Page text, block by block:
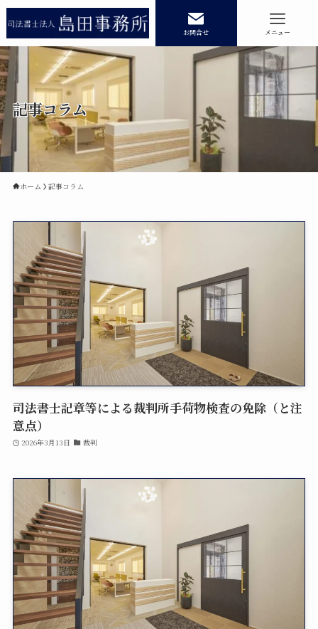
ホーム 業務内容
相続登記 民事信託
遺産承継業務
事務所紹介 記事コラム
記事コラムカテゴリー
相続登記 民事信託
当事務所では、司法書士業務のあらゆる分野につ
いて、私たちの知識と経験を活かし、皆様のご要
お問合せ メニュー
記事コラム
ホーム 記事コラム
司法書士記章等による裁判所手荷物検査の免除（と注
意点）
2026年3月13日 裁判